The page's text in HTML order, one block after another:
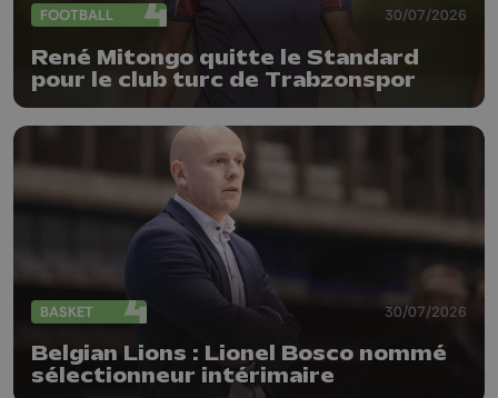
FOOTBALL 30/07/2026
René Mitongo quitte le Standard
pour le club turc de Trabzonspor
BASKET 30/07/2026
Belgian Lions : Lionel Bosco nommé
sélectionneur intérimaire